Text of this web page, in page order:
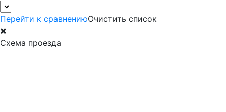
Перейти к сравнениюОчистить список
Схема проезда